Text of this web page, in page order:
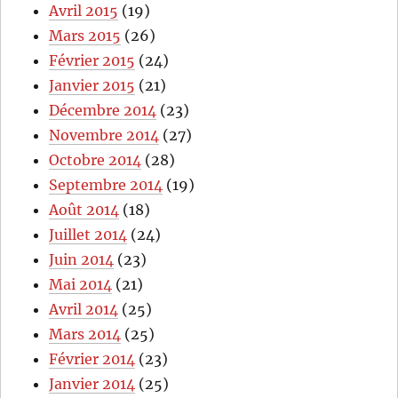
Avril 2015 (19)
Mars 2015 (26)
Février 2015 (24)
Janvier 2015 (21)
Décembre 2014 (23)
Novembre 2014 (27)
Octobre 2014 (28)
Septembre 2014 (19)
Août 2014 (18)
Juillet 2014 (24)
Juin 2014 (23)
Mai 2014 (21)
Avril 2014 (25)
Mars 2014 (25)
Février 2014 (23)
Janvier 2014 (25)